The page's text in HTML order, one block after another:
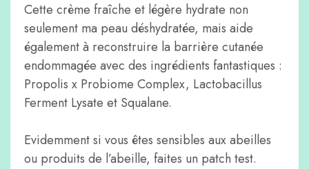
Cette crème fraîche et légère hydrate non
seulement ma peau déshydratée, mais aide
également à reconstruire la barrière cutanée
endommagée avec des ingrédients fantastiques :
Propolis x Probiome Complex, Lactobacillus
Ferment Lysate et Squalane.
Evidemment si vous êtes sensibles aux abeilles
ou produits de l’abeille, faites un patch test.